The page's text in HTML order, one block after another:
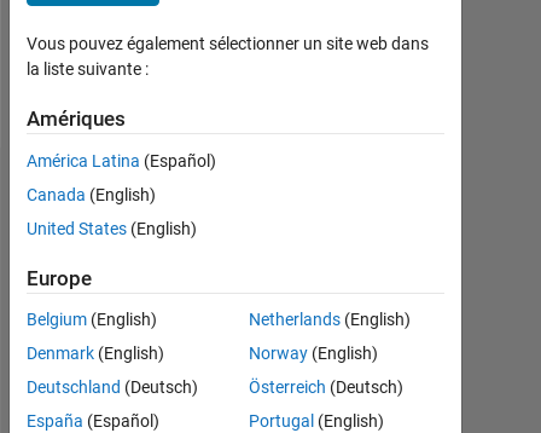
Recommandations
login
to
endorse
this
in
a
Vous pouvez également sélectionner un site web dans
la liste suivante :
Amériques
América Latina (Español)
Canada (English)
United States (English)
Europe
Belgium (English)
Denmark (English)
Deutschland (Deutsch)
España (Español)
Netherlands(English)
Norway(English)
Österreich (Deutsch)
Portugal (English)